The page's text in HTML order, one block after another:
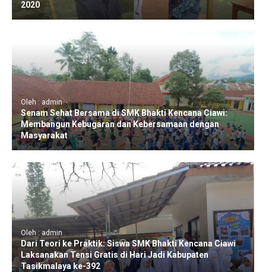
2020
Oleh : admin
Senam Sehat Bersama di SMK Bhakti Kencana Ciawi:
Membangun Kebugaran dan Kebersamaan dengan
Masyarakat
Oleh : admin
Dari Teori ke Praktik: Siswa SMK Bhakti Kencana Ciawi
Laksanakan Tensi Gratis di Hari Jadi Kabupaten
Tasikmalaya ke-392